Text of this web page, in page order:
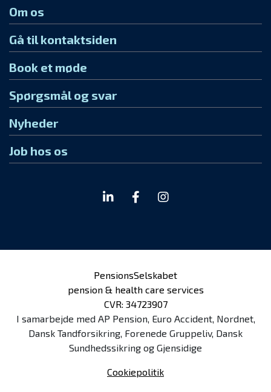
Om os
Gå til kontaktsiden
Book et møde
Spørgsmål og svar
Nyheder
Job hos os
PensionsSelskabet
pension & health care services
CVR: 34723907
I samarbejde med AP Pension, Euro Accident, Nordnet,
Dansk Tandforsikring, Forenede Gruppeliv, Dansk
Sundhedssikring og Gjensidige
Cookiepolitik